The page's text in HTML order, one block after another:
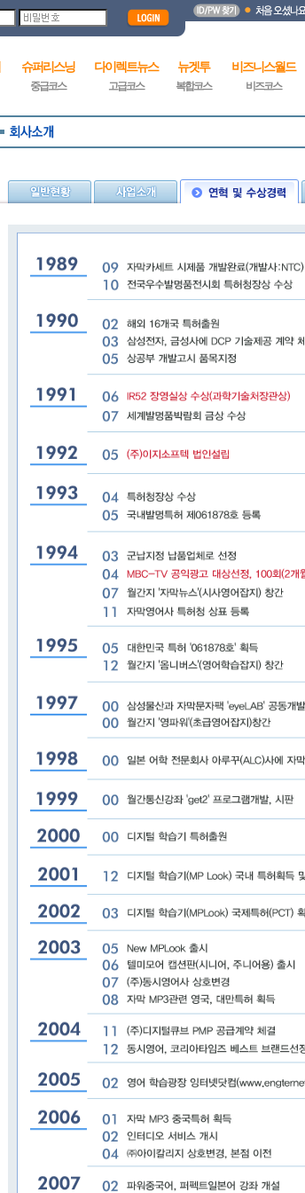
슈퍼리스닝
중급코스
다이렉트뉴스
고급코스
뉴겟투
복합코스
비즈니스월드
비즈코스